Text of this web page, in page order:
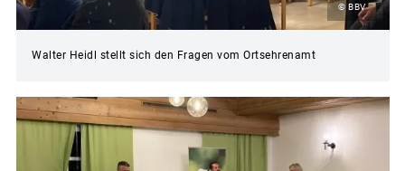
© BBV
Walter Heidl stellt sich den Fragen vom Ortsehrenamt